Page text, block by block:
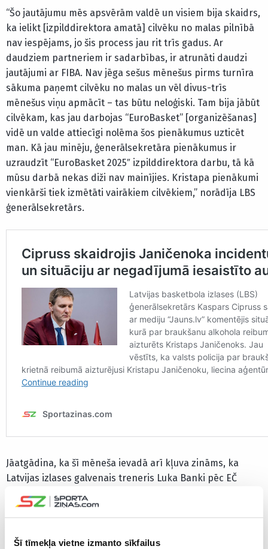
Šī tīmekļa vietne izmanto sīkfailus
“Šo jautājumu mēs apsvērām valdē un visiem bija skaidrs,
ka ielikt [izpilddirektora amatā] cilvēku no malas pilnībā
nav iespējams, jo šis process jau rit trīs gadus. Ar
daudziem partneriem ir sadarbības, ir atrunāti daudzi
jautājumi ar FIBA. Nav jēga sešus mēnešus pirms turnīra
sākuma paņemt cilvēku no malas un vēl divus-trīs
mēnešus viņu apmācīt – tas būtu neloģiski. Tam bija jābūt
cilvēkam, kas jau darbojas “EuroBasket” [organizēšanas]
vidē un valde attiecīgi nolēma šos pienākumus uzticēt
man. Kā jau minēju, ģenerālsekretāra pienākumus ir
uzraudzīt “EuroBasket 2025″ izpilddirektora darbu, tā kā
mūsu darbā nekas diži nav mainījies. Kristapa pienākumi
vienkārši tiek izmētāti vairākiem cilvēkiem,” norādīja LBS
ģenerālsekretārs.
Jāatgādina, ka šī mēneša ievadā arī kļuva zināms, ka
Latvijas izlases galvenais treneris Luka Banki pēc EČ
finālturnīra atstās valstsvienību. “Katras pārmaiņas sev
nes līdzi nezināmo, tādēļ to, kā būs [pēc Banki
domāju, ka mēs šobrīd esam pavisam citā situācijā nekā